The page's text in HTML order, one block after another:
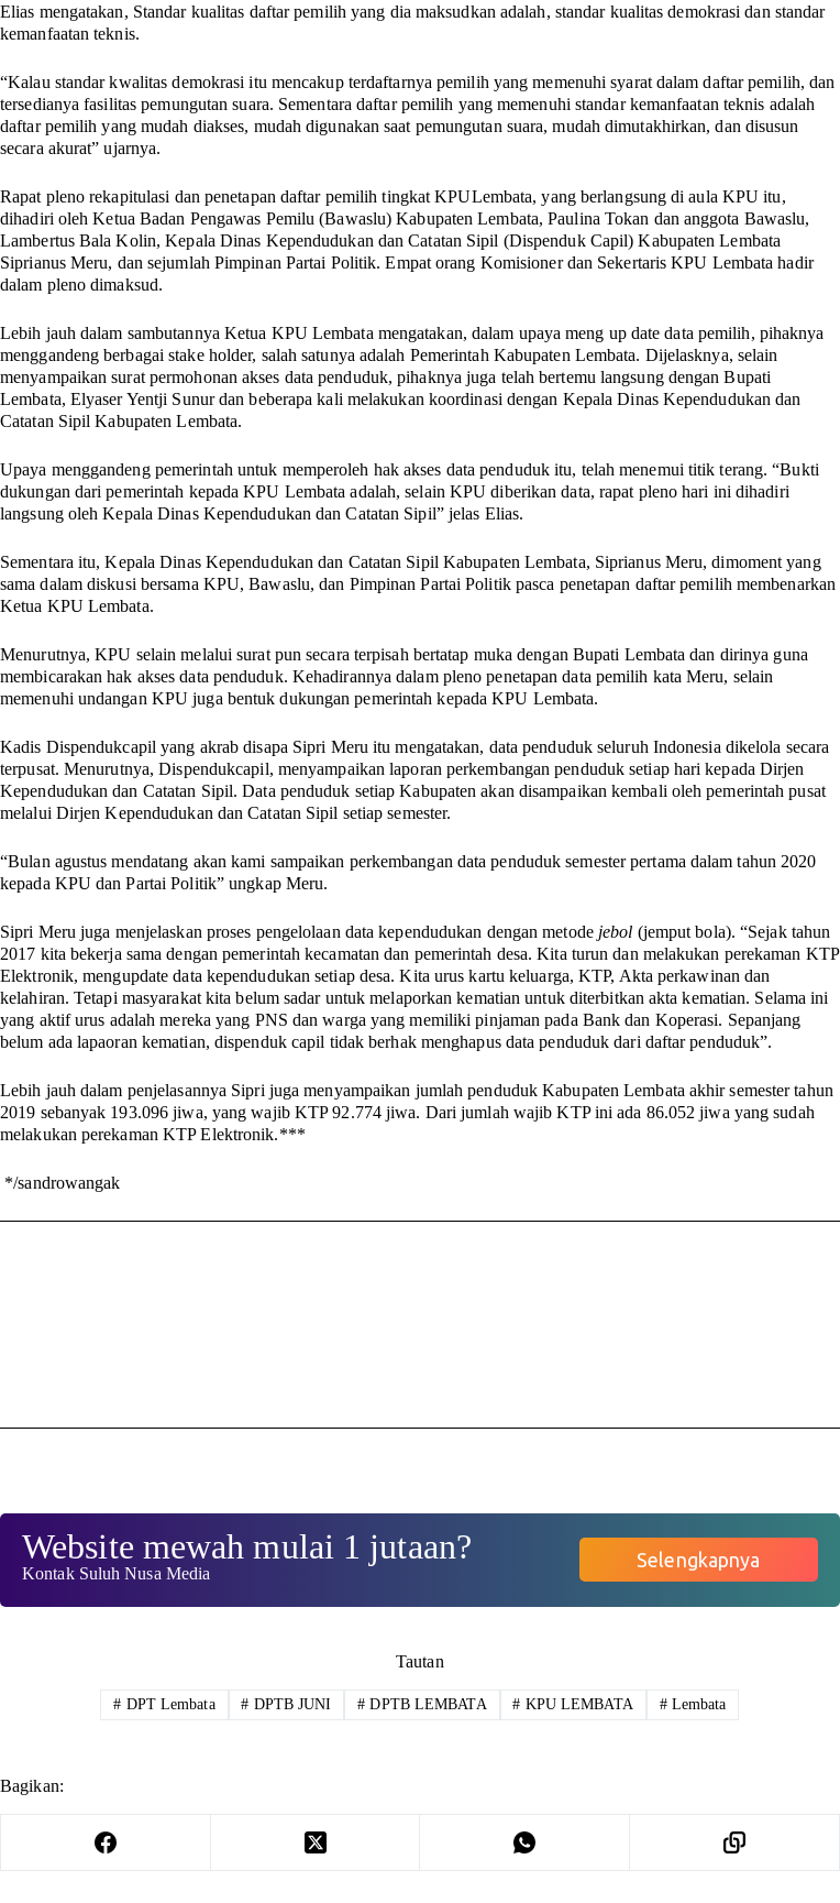
Elias mengatakan, Standar kualitas daftar pemilih yang dia maksudkan adalah, standar kualitas demokrasi dan standar
kemanfaatan teknis.
“Kalau standar kwalitas demokrasi itu mencakup terdaftarnya pemilih yang memenuhi syarat dalam daftar pemilih, dan
tersedianya fasilitas pemungutan suara. Sementara daftar pemilih yang memenuhi standar kemanfaatan teknis adalah
daftar pemilih yang mudah diakses, mudah digunakan saat pemungutan suara, mudah dimutakhirkan, dan disusun
secara akurat” ujarnya.
Rapat pleno rekapitulasi dan penetapan daftar pemilih tingkat KPULembata, yang berlangsung di aula KPU itu,
dihadiri oleh Ketua Badan Pengawas Pemilu (Bawaslu) Kabupaten Lembata, Paulina Tokan dan anggota Bawaslu,
Lambertus Bala Kolin, Kepala Dinas Kependudukan dan Catatan Sipil (Dispenduk Capil) Kabupaten Lembata
Siprianus Meru, dan sejumlah Pimpinan Partai Politik. Empat orang Komisioner dan Sekertaris KPU Lembata hadir
dalam pleno dimaksud.
Lebih jauh dalam sambutannya Ketua KPU Lembata mengatakan, dalam upaya meng up date data pemilih, pihaknya
menggandeng berbagai stake holder, salah satunya adalah Pemerintah Kabupaten Lembata. Dijelasknya, selain
menyampaikan surat permohonan akses data penduduk, pihaknya juga telah bertemu langsung dengan Bupati
Lembata, Elyaser Yentji Sunur dan beberapa kali melakukan koordinasi dengan Kepala Dinas Kependudukan dan
Catatan Sipil Kabupaten Lembata.
Upaya menggandeng pemerintah untuk memperoleh hak akses data penduduk itu, telah menemui titik terang. “Bukti
dukungan dari pemerintah kepada KPU Lembata adalah, selain KPU diberikan data, rapat pleno hari ini dihadiri
langsung oleh Kepala Dinas Kependudukan dan Catatan Sipil” jelas Elias.
Sementara itu, Kepala Dinas Kependudukan dan Catatan Sipil Kabupaten Lembata, Siprianus Meru, dimoment yang
sama dalam diskusi bersama KPU, Bawaslu, dan Pimpinan Partai Politik pasca penetapan daftar pemilih membenarkan
Ketua KPU Lembata.
Menurutnya, KPU selain melalui surat pun secara terpisah bertatap muka dengan Bupati Lembata dan dirinya guna
membicarakan hak akses data penduduk. Kehadirannya dalam pleno penetapan data pemilih kata Meru, selain
memenuhi undangan KPU juga bentuk dukungan pemerintah kepada KPU Lembata.
Kadis Dispendukcapil yang akrab disapa Sipri Meru itu mengatakan, data penduduk seluruh Indonesia dikelola secara
terpusat. Menurutnya, Dispendukcapil, menyampaikan laporan perkembangan penduduk setiap hari kepada Dirjen
Kependudukan dan Catatan Sipil. Data penduduk setiap Kabupaten akan disampaikan kembali oleh pemerintah pusat
melalui Dirjen Kependudukan dan Catatan Sipil setiap semester.
“Bulan agustus mendatang akan kami sampaikan perkembangan data penduduk semester pertama dalam tahun 2020
kepada KPU dan Partai Politik” ungkap Meru.
Sipri Meru juga menjelaskan proses pengelolaan data kependudukan dengan metode jebol (jemput bola). “Sejak tahun
2017 kita bekerja sama dengan pemerintah kecamatan dan pemerintah desa. Kita turun dan melakukan perekaman KTP
Elektronik, mengupdate data kependudukan setiap desa. Kita urus kartu keluarga, KTP, Akta perkawinan dan
kelahiran. Tetapi masyarakat kita belum sadar untuk melaporkan kematian untuk diterbitkan akta kematian. Selama ini
yang aktif urus adalah mereka yang PNS dan warga yang memiliki pinjaman pada Bank dan Koperasi. Sepanjang
belum ada lapaoran kematian, dispenduk capil tidak berhak menghapus data penduduk dari daftar penduduk”.
Lebih jauh dalam penjelasannya Sipri juga menyampaikan jumlah penduduk Kabupaten Lembata akhir semester tahun
2019 sebanyak 193.096 jiwa, yang wajib KTP 92.774 jiwa. Dari jumlah wajib KTP ini ada 86.052 jiwa yang sudah
melakukan perekaman KTP Elektronik.***
*/sandrowangak
Website mewah mulai 1 jutaan?
Kontak Suluh Nusa Media
Selengkapnya
Tautan
# DPT Lembata # DPTB JUNI # DPTB LEMBATA # KPU LEMBATA #Lembata
Bagikan: